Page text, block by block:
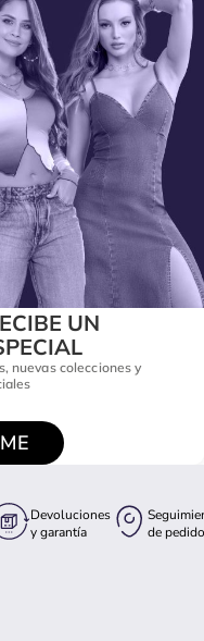
UN
nuevas colecciones y
Devoluciones
y garantía
de pedido